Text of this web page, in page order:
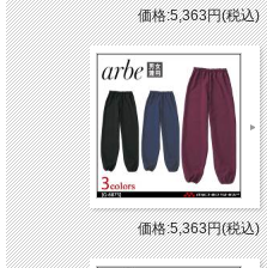
価格:5,363円(税込)
価格:5,363円(税込)